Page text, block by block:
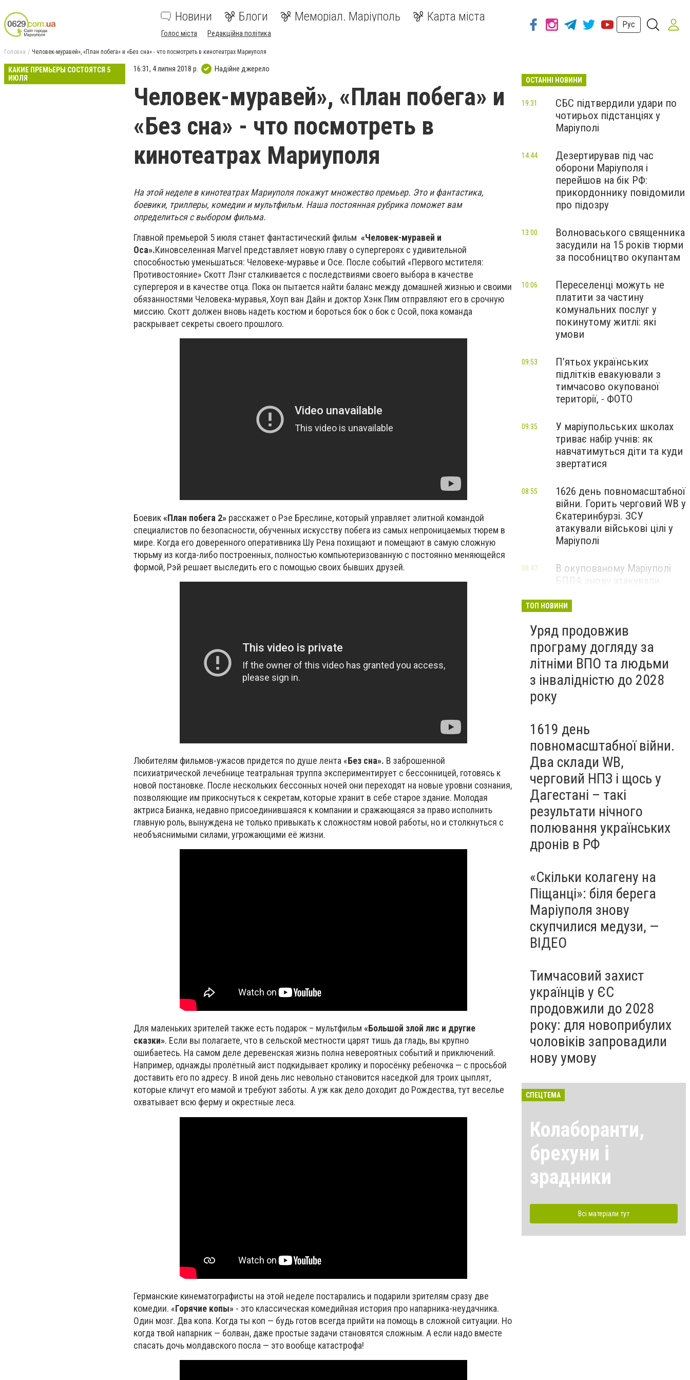
Новини Блоги Меморіал. Маріуполь Карта міста
Голос міста Редакційна політика
Рус
Головна Человек-муравей», «План побега» и «Без сна» - что посмотреть в кинотеатрах Мариуполя
КАКИЕ ПРЕМЬЕРЫ СОСТОЯТСЯ 5
ИЮЛЯ
16:31, 4 липня 2018 р. Надійне джерело
Человек-муравей», «План побега» и
«Без сна» - что посмотреть в
кинотеатрах Мариуполя
На этой неделе в кинотеатрах Мариуполя покажут множество премьер. Это и фантастика,
боевики, триллеры, комедии и мультфильм. Наша постоянная рубрика поможет вам
определиться с выбором фильма.
Главной премьерой 5 июля станет фантастический фильм «Человек-муравей и
Оса».Киновселенная Marvel представляет новую главу о супергероях с удивительной
способностью уменьшаться: Человеке-муравье и Осе. После событий «Первого мстителя:
Противостояние» Скотт Лэнг сталкивается с последствиями своего выбора в качестве
супергероя и в качестве отца. Пока он пытается найти баланс между домашней жизнью и своими
обязанностями Человека-муравья, Хоуп ван Дайн и доктор Хэнк Пим отправляют его в срочную
миссию. Скотт должен вновь надеть костюм и бороться бок о бок с Осой, пока команда
раскрывает секреты своего прошлого.
Боевик«План побега 2» расскажет о Рэе Бреслине, который управляет элитной командой
специалистов по безопасности, обученных искусству побега из самых непроницаемых тюрем в
мире. Когда его доверенного оперативника Шу Рена похищают и помещают в самую сложную
тюрьму из когда-либо построенных, полностью компьютеризованную с постоянно меняющейся
формой, Рэй решает выследить его с помощью своих бывших друзей.
Любителям фильмов-ужасов придется по душе лента «Без сна». В заброшенной
психиатрической лечебнице театральная труппа экспериментирует с бессонницей, готовясь к
новой постановке. После нескольких бессонных ночей они переходят на новые уровни сознания,
позволяющие им прикоснуться к секретам, которые хранит в себе старое здание. Молодая
актриса Бианка, недавно присоединившаяся к компании и сражающаяся за право исполнить
главную роль, вынуждена не только привыкать к сложностям новой работы, но и столкнуться с
необъяснимыми силами, угрожающими её жизни.
Для маленьких зрителей также есть подарок – мультфильм «Большой злой лис и другие
сказки». Если вы полагаете, что в сельской местности царят тишь да гладь, вы крупно
ошибаетесь. На самом деле деревенская жизнь полна невероятных событий и приключений.
Например, однажды пролётный аист подкидывает кролику и поросёнку ребеночка — с просьбой
доставить его по адресу. В иной день лис невольно становится наседкой для троих цыплят,
которые кличут его мамой и требуют заботы. А уж как дело доходит до Рождества, тут веселье
охватывает всю ферму и окрестные леса.
Германские кинематографисты на этой неделе постарались и подарили зрителям сразу две
комедии. «Горячие копы» - это классическая комедийная история про напарника-неудачника.
Один мозг. Два копа. Когда ты коп — будь готов всегда прийти на помощь в сложной ситуации. Но
когда твой напарник — болван, даже простые задачи становятся сложным. А если надо вместе
спасать дочь молдавского посла — это вообще катастрофа!
ОСТАННІ НОВИНИ
СБС підтвердили удари по
чотирьох підстанціях у
Маріуполі
19:31
Дезертирував під час
оборони Маріуполя і
перейшов на бік РФ:
прикордоннику повідомили
про підозру
14:44
Волноваського священника
засудили на 15 років тюрми
за пособництво окупантам
13:00
Переселенці можуть не
платити за частину
комунальних послуг у
покинутому житлі: які
умови
10:06
П’ятьох українських
підлітків евакуювали з
тимчасово окупованої
території, - ФОТО
09:53
У маріупольських школах
триває набір учнів: як
навчатимуться діти та куди
звертатися
09:35
1626 день повномасштабної
війни. Горить черговий WB у
Єкатеринбурзі. ЗСУ
атакували військові цілі у
Маріуполі
08:55
В окупованому Маріуполі
БПЛА знову атакували
— ВІДЕО
08:47
ТОП НОВИНИ
Уряд продовжив
програму догляду за
літніми ВПО та людьми
з інвалідністю до 2028
року
1619 день
повномасштабної війни.
Два склади WB,
черговий НПЗ і щось у
Дагестані – такі
результати нічного
полювання українських
дронів в РФ
«Скільки колагену на
Піщанці»: біля берега
Маріуполя знову
скупчилися медузи, —
ВІДЕО
Тимчасовий захист
українців у ЄС
продовжили до 2028
року: для новоприбулих
чоловіків запровадили
нову умову
СПЕЦТЕМА
Колаборанти,
брехуни і
зрадники
Всі матеріали тут